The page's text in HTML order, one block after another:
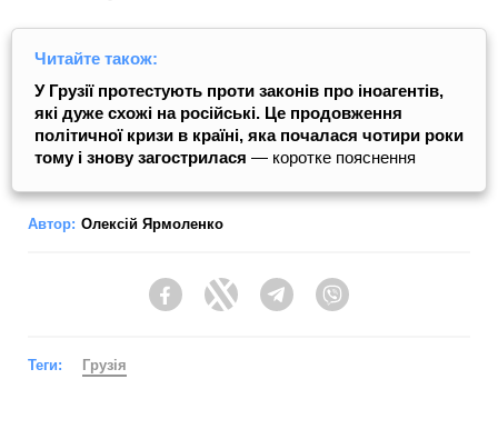
Читайте також:
У Грузії протестують проти законів про іноагентів,
які дуже схожі на російські. Це продовження
політичної кризи в країні, яка почалася чотири роки
тому і знову загострилася — коротке пояснення
Автор: Олексій Ярмоленко
FacebookTwitter Telegram
Теги: Грузія